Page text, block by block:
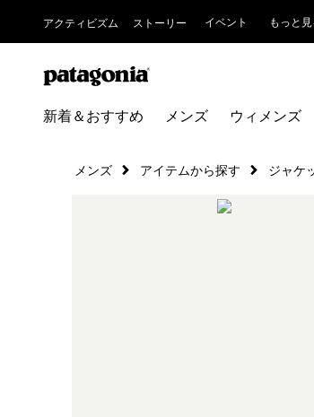
アクティビズム ストーリー イベント もっと
新着＆おすすめ メンズ ウィメンズ
メンズ アイテムから探す ジャケ